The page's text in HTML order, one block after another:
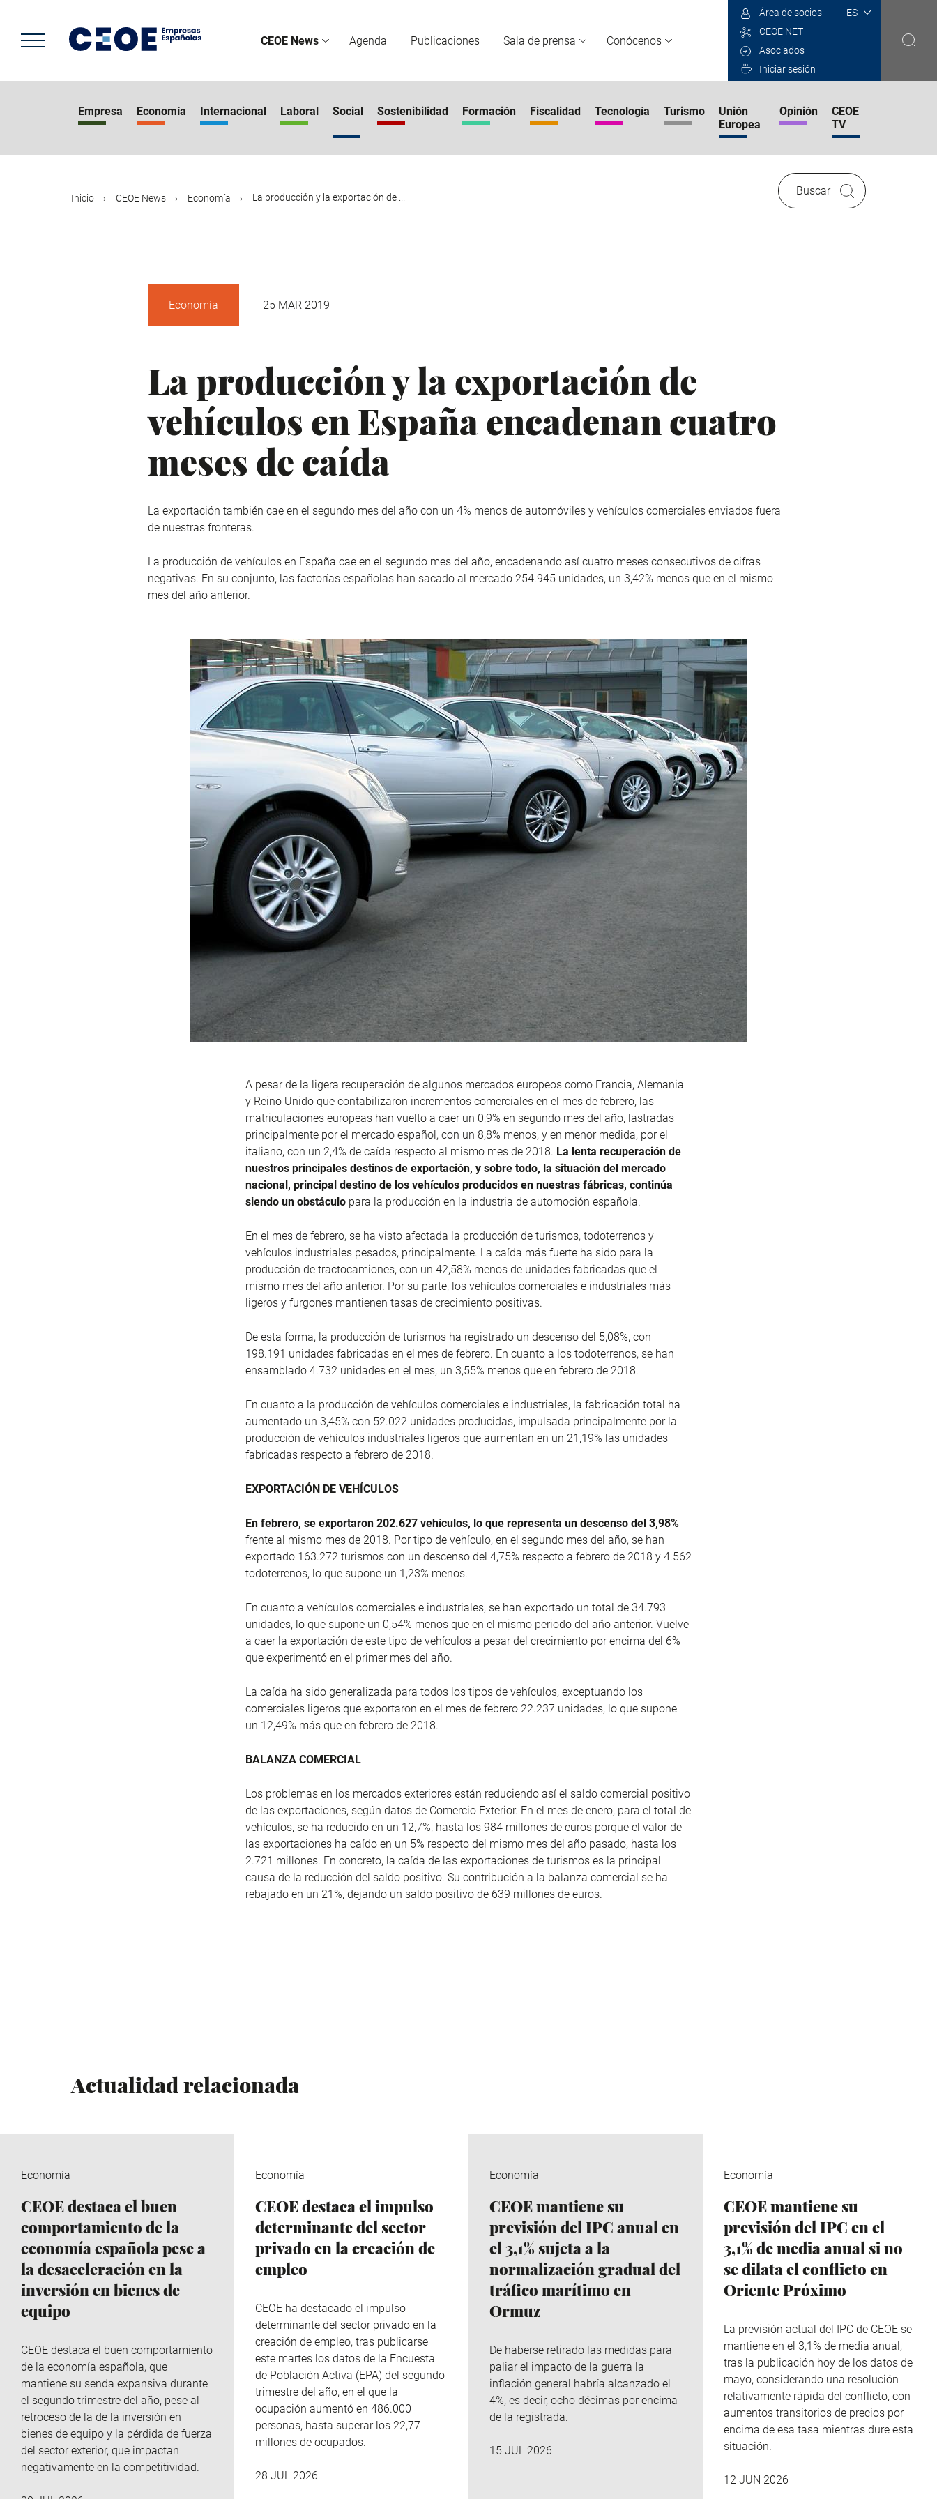
contenido
principal
CEOE News Agenda Publicaciones Sala de prensa Conócenos
Select
Área de socios
CEOE NET
Asociados
Iniciar sesión
Empresa Economía Internacional Laboral Social Sostenibilidad Formación Fiscalidad Tecnología Turismo
Unión
Europea
Opinión
CEOE
TV
Inicio CEOE News Economía La producción y la exportación de ...
Buscar
Economía 25 MAR 2019
La producción y la exportación de
vehículos en España encadenan cuatro
meses de caída
La exportación también cae en el segundo mes del año con un 4% menos de automóviles y vehículos comerciales enviados fuera
de nuestras fronteras.
La producción de vehículos en España cae en el segundo mes del año, encadenando así cuatro meses consecutivos de cifras
negativas. En su conjunto, las factorías españolas han sacado al mercado 254.945 unidades, un 3,42% menos que en el mismo
mes del año anterior.
A pesar de la ligera recuperación de algunos mercados europeos como Francia, Alemania
y Reino Unido que contabilizaron incrementos comerciales en el mes de febrero, las
matriculaciones europeas han vuelto a caer un 0,9% en segundo mes del año, lastradas
principalmente por el mercado español, con un 8,8% menos, y en menor medida, por el
italiano, con un 2,4% de caída respecto al mismo mes de 2018. La lenta recuperación de
nuestros principales destinos de exportación, y sobre todo, la situación del mercado
nacional, principal destino de los vehículos producidos en nuestras fábricas, continúa
siendo un obstáculo para la producción en la industria de automoción española.
En el mes de febrero, se ha visto afectada la producción de turismos, todoterrenos y
vehículos industriales pesados, principalmente. La caída más fuerte ha sido para la
producción de tractocamiones, con un 42,58% menos de unidades fabricadas que el
mismo mes del año anterior. Por su parte, los vehículos comerciales e industriales más
ligeros y furgones mantienen tasas de crecimiento positivas.
De esta forma, la producción de turismos ha registrado un descenso del 5,08%, con
198.191 unidades fabricadas en el mes de febrero. En cuanto a los todoterrenos, se han
ensamblado 4.732 unidades en el mes, un 3,55% menos que en febrero de 2018.
En cuanto a la producción de vehículos comerciales e industriales, la fabricación total ha
aumentado un 3,45% con 52.022 unidades producidas, impulsada principalmente por la
producción de vehículos industriales ligeros que aumentan en un 21,19% las unidades
fabricadas respecto a febrero de 2018.
EXPORTACIÓN DE VEHÍCULOS
En febrero, se exportaron 202.627 vehículos, lo que representa un descenso del 3,98%
frente al mismo mes de 2018. Por tipo de vehículo, en el segundo mes del año, se han
exportado 163.272 turismos con un descenso del 4,75% respecto a febrero de 2018 y 4.562
todoterrenos, lo que supone un 1,23% menos.
En cuanto a vehículos comerciales e industriales, se han exportado un total de 34.793
unidades, lo que supone un 0,54% menos que en el mismo periodo del año anterior. Vuelve
a caer la exportación de este tipo de vehículos a pesar del crecimiento por encima del 6%
que experimentó en el primer mes del año.
La caída ha sido generalizada para todos los tipos de vehículos, exceptuando los
comerciales ligeros que exportaron en el mes de febrero 22.237 unidades, lo que supone
un 12,49% más que en febrero de 2018.
BALANZA COMERCIAL
Los problemas en los mercados exteriores están reduciendo así el saldo comercial positivo
de las exportaciones, según datos de Comercio Exterior. En el mes de enero, para el total de
vehículos, se ha reducido en un 12,7%, hasta los 984 millones de euros porque el valor de
las exportaciones ha caído en un 5% respecto del mismo mes del año pasado, hasta los
2.721 millones. En concreto, la caída de las exportaciones de turismos es la principal
causa de la reducción del saldo positivo. Su contribución a la balanza comercial se ha
rebajado en un 21%, dejando un saldo positivo de 639 millones de euros.
Actualidad relacionada
Economía
CEOE destaca el buen
comportamiento de la
economía española pese a
la desaceleración en la
inversión en bienes de
equipo
CEOE destaca el buen comportamiento
de la economía española, que
mantiene su senda expansiva durante
el segundo trimestre del año, pese al
retroceso de la de la inversión en
bienes de equipo y la pérdida de fuerza
del sector exterior, que impactan
negativamente en la competitividad.
Economía
CEOE destaca el impulso
determinante del sector
privado en la creación de
empleo
CEOE ha destacado el impulso
determinante del sector privado en la
creación de empleo, tras publicarse
este martes los datos de la Encuesta
de Población Activa (EPA) del segundo
trimestre del año, en el que la
ocupación aumentó en 486.000
personas, hasta superar los 22,77
millones de ocupados.
28 JUL 2026
Economía
CEOE mantiene su
previsión del IPC anual en
el 3,1% sujeta a la
normalización gradual del
tráfico marítimo en
Ormuz
De haberse retirado las medidas para
paliar el impacto de la guerra la
inflación general habría alcanzado el
4%, es decir, ocho décimas por encima
de la registrada.
15 JUL 2026
Economía
CEOE mantiene su
previsión del IPC en el
3,1% de media anual si no
se dilata el conflicto en
Oriente Próximo
La previsión actual del IPC de CEOE se
mantiene en el 3,1% de media anual,
tras la publicación hoy de los datos de
mayo, considerando una resolución
relativamente rápida del conflicto, con
aumentos transitorios de precios por
encima de esa tasa mientras dure esta
situación.
12 JUN 2026